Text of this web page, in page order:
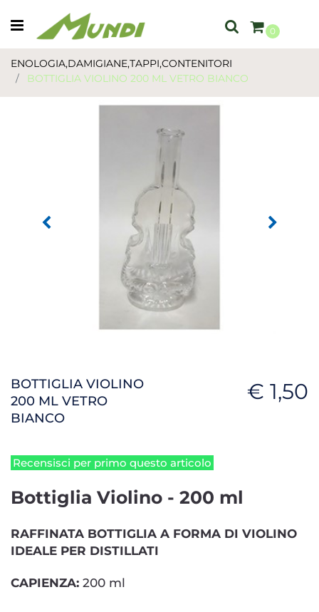
Open menu
0
ENOLOGIA,DAMIGIANE,TAPPI,CONTENITORI
BOTTIGLIA VIOLINO 200 ML VETRO BIANCO
BOTTIGLIA VIOLINO
200 ML VETRO
BIANCO
€ 1,50
Recensisci per primo questo articolo
Bottiglia Violino - 200 ml
RAFFINATA BOTTIGLIA A FORMA DI VIOLINO
IDEALE PER DISTILLATI
CAPIENZA: 200 ml